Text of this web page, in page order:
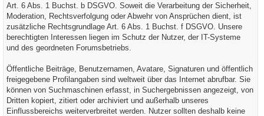
Art. 6 Abs. 1 Buchst. b DSGVO. Soweit die Verarbeitung der Sicherheit,
Moderation, Rechtsverfolgung oder Abwehr von Ansprüchen dient, ist
zusätzliche Rechtsgrundlage Art. 6 Abs. 1 Buchst. f DSGVO. Unsere
berechtigten Interessen liegen im Schutz der Nutzer, der IT-Systeme
und des geordneten Forumsbetriebs.
Öffentliche Beiträge, Benutzernamen, Avatare, Signaturen und öffentlich
freigegebene Profilangaben sind weltweit über das Internet abrufbar. Sie
können von Suchmaschinen erfasst, in Suchergebnissen angezeigt, von
Dritten kopiert, zitiert oder archiviert und außerhalb unseres
Einflussbereichs weiterverbreitet werden. Nutzer sollten deshalb keine